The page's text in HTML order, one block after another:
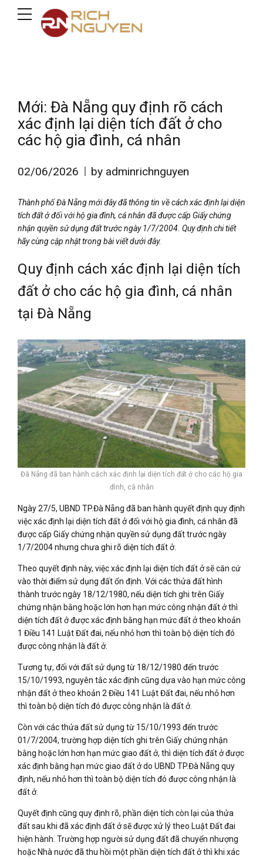
Mới: Đà Nẵng quy định rõ cách
xác định lại diện tích đất ở cho
các hộ gia đình, cá nhân
02/06/2026 by adminrichnguyen
Thành phố Đà Nẵng mới đây đã thông tin về cách xác định lại diện
tích đất ở đối với hộ gia đình, cá nhân đã được cấp Giấy chứng
nhận quyền sử dụng đất trước ngày 1/7/2004. Quy định chi tiết
hãy cùng cập nhật trong bài viết dưới đây.
Quy định cách xác định lại diện tích
đất ở cho các hộ gia đình, cá nhân
tại Đà Nẵng
Đà Nẵng đã ban hành cách xác định lại diện tích đất ở cho các hộ gia
đình, cá nhân
Ngày 27/5, UBND TP.Đà Nẵng đã ban hành quyết định quy định
việc xác định lại diện tích đất ở đối với hộ gia đình, cá nhân đã
được cấp Giấy chứng nhận quyền sử dụng đất trước ngày
1/7/2004 nhưng chưa ghi rõ diện tích đất ở.
Theo quyết định này, việc xác định lại diện tích đất ở sẽ căn cứ
vào thời điểm sử dụng đất ổn định. Với các thửa đất hình
thành trước ngày 18/12/1980, nếu diện tích ghi trên Giấy
chứng nhận bằng hoặc lớn hơn hạn mức công nhận đất ở thì
diện tích đất ở được xác định bằng hạn mức đất ở theo khoản
1 Điều 141 Luật Đất đai, nếu nhỏ hơn thì toàn bộ diện tích đó
được công nhận là đất ở.
Tương tự, đối với đất sử dụng từ 18/12/1980 đến trước
15/10/1993, nguyên tắc xác định cũng dựa vào hạn mức công
nhận đất ở theo khoản 2 Điều 141 Luật Đất đai, nếu nhỏ hơn
thì toàn bộ diện tích đó được công nhận là đất ở.
Còn với các thửa đất sử dụng từ 15/10/1993 đến trước
01/7/2004, trường hợp diện tích ghi trên Giấy chứng nhận
bằng hoặc lớn hơn hạn mức giao đất ở, thì diện tích đất ở được
xác định bằng hạn mức giao đất ở do UBND TP.Đà Nẵng quy
định, nếu nhỏ hơn thì toàn bộ diện tích đó được công nhận là
đất ở.
Quyết định cũng quy định rõ, phần diện tích còn lại của thửa
đất sau khi đã xác định đất ở sẽ được xử lý theo Luật Đất đai
hiện hành. Trường hợp người sử dụng đất đã chuyển nhượng
hoặc Nhà nước đã thu hồi một phần diện tích đất ở thì khi xác